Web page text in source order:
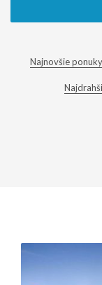
Najnovšie ponuky